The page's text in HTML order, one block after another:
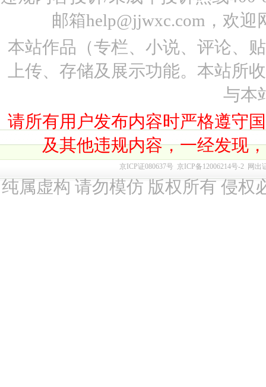
邮箱help@jjwxc.com，欢
本站作品（专栏、小说、评论、
上传、存储及展示功能。本站所
与本
请所有用户发布内容时严格遵守
及其他违规内容，一经发现
京ICP证080637号 京ICP备12006214号-2 网出
纯属虚构 请勿模仿 版权所有 侵权